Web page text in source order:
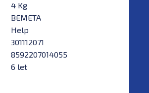
4 Kg
BEMETA
Help
301112071
8592207014055
6 let